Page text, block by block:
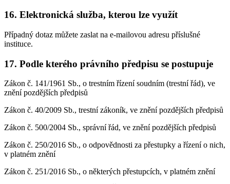
16. Elektronická služba, kterou lze využít
Případný dotaz můžete zaslat na e-mailovou adresu příslušné
instituce.
17. Podle kterého právního předpisu se postupuje
Zákon č. 141/1961 Sb., o trestním řízení soudním (trestní řád), ve
znění pozdějších předpisů
Zákon č. 40/2009 Sb., trestní zákoník, ve znění pozdějších předpisů
Zákon č. 500/2004 Sb., správní řád, ve znění pozdějších předpisů
Zákon č. 250/2016 Sb., o odpovědnosti za přestupky a řízení o nich,
v platném znění
Zákon č. 251/2016 Sb., o některých přestupcích, v platném znění